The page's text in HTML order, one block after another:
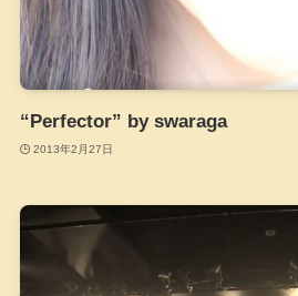
“Perfector” by swaraga
2013年2月27日